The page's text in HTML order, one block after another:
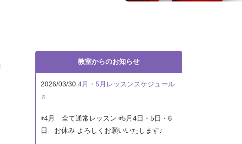
教室からのお知らせ
2026/03/30 4月・5月レッスンスケジュール
♬
◉4月 全て通常レッスン ◉5月4日・5日・6
日 お休み よろしくお願いいたします♪